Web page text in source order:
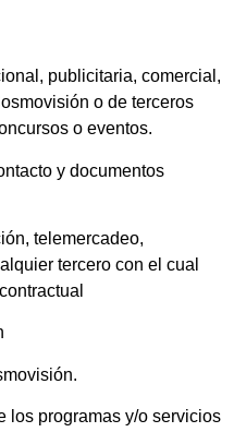
publicitaria, comercial,
o de terceros
o eventos.
y documentos
telemercadeo,
tercero con el cual
los programas y/o servicios